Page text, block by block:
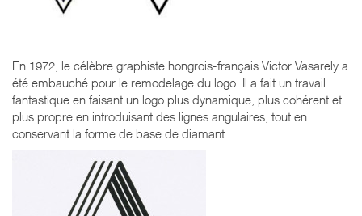
En 1972, le célèbre graphiste hongrois-français Victor Vasarely a
été embauché pour le remodelage du logo. Il a fait un travail
fantastique en faisant un logo plus dynamique, plus cohérent et
plus propre en introduisant des lignes angulaires, tout en
conservant la forme de base de diamant.